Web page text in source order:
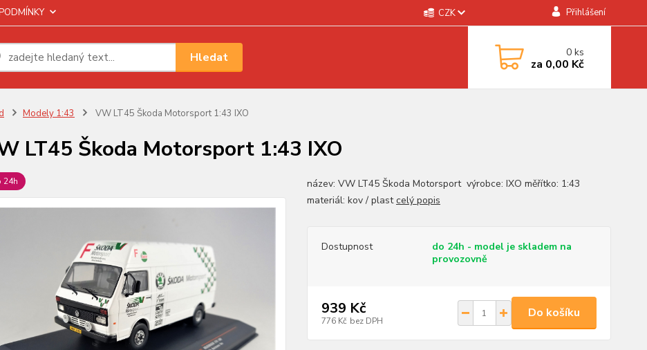
CZK Přihlášení
Hledat 0ks
za 0,00 Kč
Modely 1:43 VW LT45 Škoda Motorsport 1:43 IXO
LT45 Škoda Motorsport 1:43 IXO
24h
název: VW LT45 Škoda Motorsport výrobce: IXO měřítko: 1:43
materiál: kov / plastcelý popis
Dostupnost
do 24h - model je skladem na
provozovně
939 Kč
776 Kč bez DPH
Do košíku